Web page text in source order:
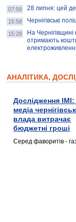
07:58 28 липня: цей
15:58 Чернігівські
15:28
На Чернігівщині
отримають
АНАЛІТИКА,
Дослідження ІМІ:
медіа
влада витрачає
бюджетні гроші
Серед фаворитів -